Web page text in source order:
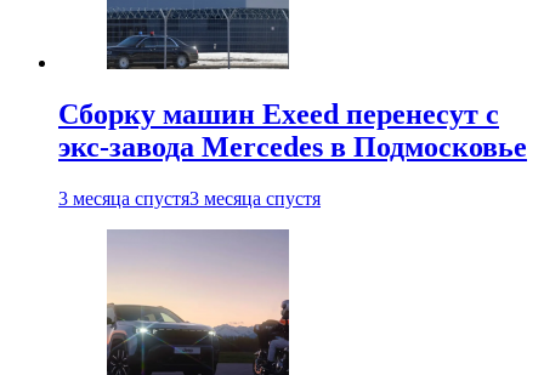
Сборку машин Exeed перенесут с
экс-завода Mercedes в Подмосковье
3 месяца спустя3 месяца спустя